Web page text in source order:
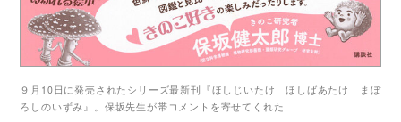
９月10日に発売されたシリーズ最新刊『ほしじいたけ ほしばあたけ まぼ
ろしのいずみ』。保坂先生が帯コメントを寄せてくれた